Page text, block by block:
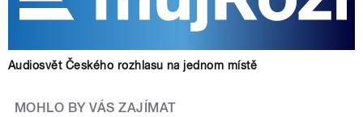
Audiosvět Českého rozhlasu na jednom místě
MOHLO BY VÁS ZAJÍMAT